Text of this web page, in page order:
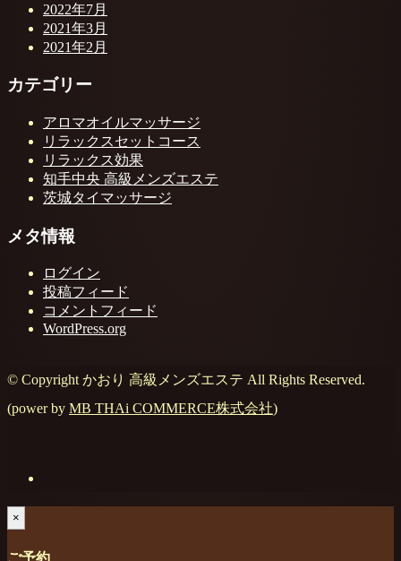
2022年7月
2021年3月
2021年2月
カテゴリー
アロマオイルマッサージ
リラックスセットコース
リラックス効果
知手中央 高級メンズエステ
茨城タイマッサージ
メタ情報
ログイン
投稿フィード
コメントフィード
WordPress.org
© Copyright かおり 高級メンズエステ All Rights Reserved.
(power by MB THAi COMMERCE株式会社)
×
ご予約